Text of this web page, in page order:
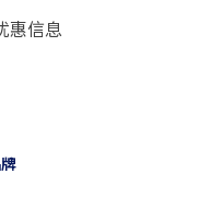
惠信息